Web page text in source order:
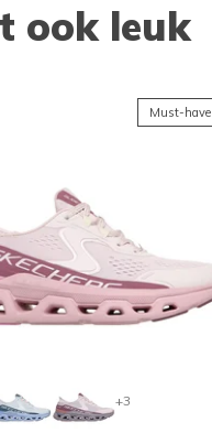
ook leuk
Must-have
+3